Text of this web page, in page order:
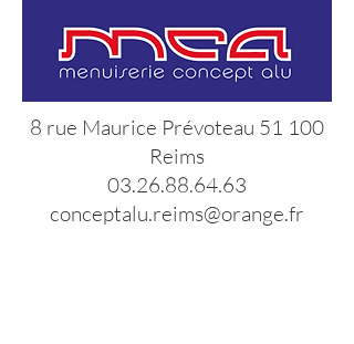
8 rue Maurice Prévoteau 51 100
Reims
03.26.88.64.63
conceptalu.reims@orange.fr